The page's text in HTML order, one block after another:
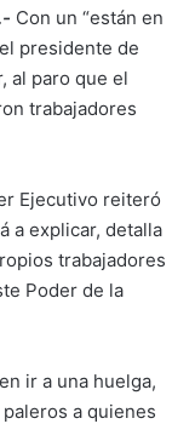
Con un “están en
presidente de
al paro que el
trabajadores
Ejecutivo reiteró
a explicar, detalla
trabajadores
Poder de la
ir a una huelga,
a quienes